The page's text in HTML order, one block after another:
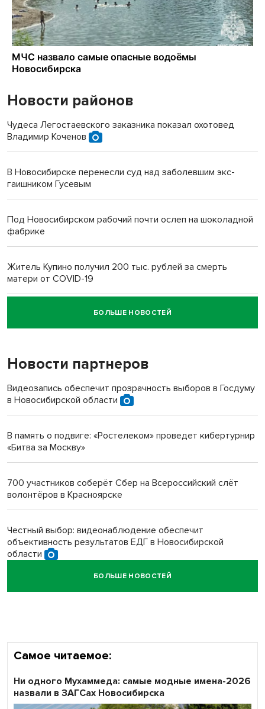
Новости районов
Чудеса Легостаевского заказника показал охотовед
Владимир Коченов
В Новосибирске перенесли суд над заболевшим экс-
гаишником Гусевым
Под Новосибирском рабочий почти ослеп на шоколадной
фабрике
Житель Купино получил 200 тыс. рублей за смерть
матери от COVID-19
Новосибирский суд наказал водителя за смерть
пенсионерки на вокзале
«Мы живём на пастбище!»: в новосибирском селе лошади
терроризируют жителей
Инвалид получил условный срок за избиение врачей
БОЛЬШЕ НОВОСТЕЙ
Новости партнеров
Видеозапись обеспечит прозрачность выборов в Госдуму
в Новосибирской области
В память о подвиге: «Ростелеком» проведет кибертурнир
«Битва за Москву»
700 участников соберёт Сбер на Всероссийский слёт
волонтёров в Красноярске
Честный выбор: видеонаблюдение обеспечит
объективность результатов ЕДГ в Новосибирской
области
Кибертанки пошли в бой: «Ростелеком» объявляет
БОЛЬШЕ НОВОСТЕЙ
Самое читаемое:
Ни одного Мухаммеда: самые модные имена-2026
назвали в ЗАГСах Новосибирска